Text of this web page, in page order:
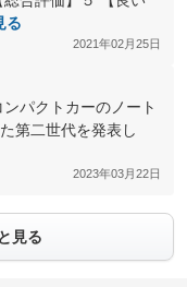
る
2021年02月25日
パクトカーのノート
第二世代を発表し
2023年03月22日
見る